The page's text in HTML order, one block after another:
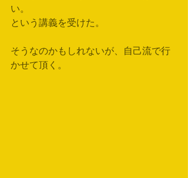
い。
という講義を受けた。
そうなのかもしれないが、自己流で行
かせて頂く。